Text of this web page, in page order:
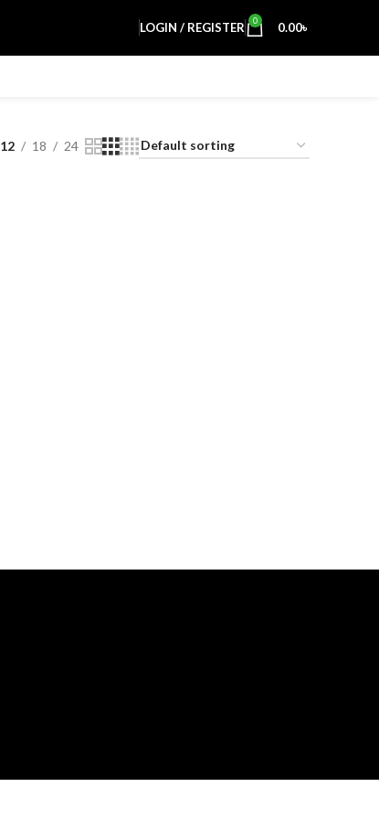
LOGIN / REGISTER 0 0.00৳
12 18 24